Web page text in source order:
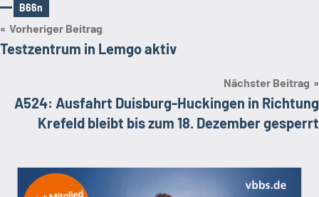
Schlagwörter
B66n
Beitragsnavigation
Vorheriger Beitrag
Testzentrum in Lemgo aktiv
Nächster Beitrag
A524: Ausfahrt Duisburg-Huckingen in Richtung
Krefeld bleibt bis zum 18. Dezember gesperrt